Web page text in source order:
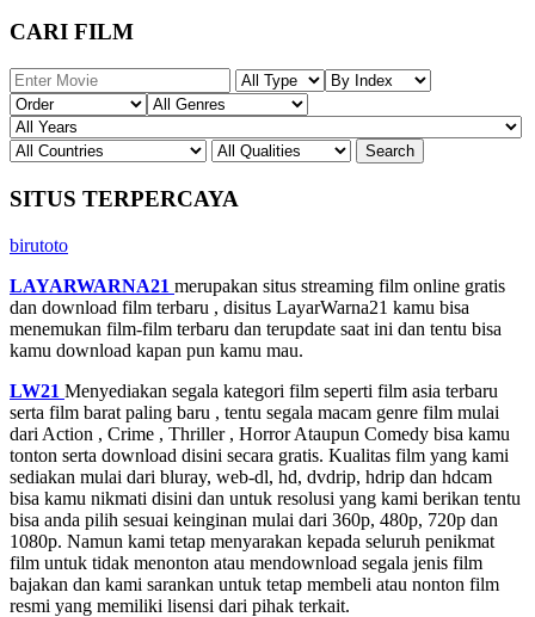
CARI FILM
SITUS TERPERCAYA
birutoto
LAYARWARNA21 merupakan situs streaming film online gratis
dan download film terbaru , disitus LayarWarna21 kamu bisa
menemukan film-film terbaru dan terupdate saat ini dan tentu bisa
kamu download kapan pun kamu mau.
LW21 Menyediakan segala kategori film seperti film asia terbaru
serta film barat paling baru , tentu segala macam genre film mulai
dari Action , Crime , Thriller , Horror Ataupun Comedy bisa kamu
tonton serta download disini secara gratis. Kualitas film yang kami
sediakan mulai dari bluray, web-dl, hd, dvdrip, hdrip dan hdcam
bisa kamu nikmati disini dan untuk resolusi yang kami berikan tentu
bisa anda pilih sesuai keinginan mulai dari 360p, 480p, 720p dan
1080p. Namun kami tetap menyarakan kepada seluruh penikmat
film untuk tidak menonton atau mendownload segala jenis film
bajakan dan kami sarankan untuk tetap membeli atau nonton film
resmi yang memiliki lisensi dari pihak terkait.